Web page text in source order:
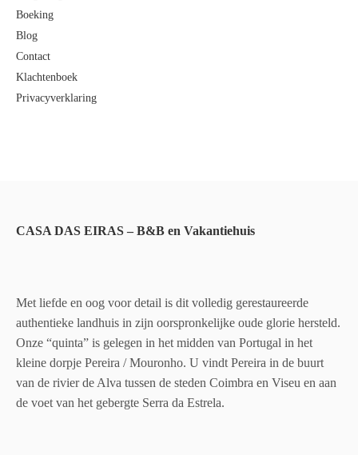
Boeking
Blog
Contact
Klachtenboek
Privacyverklaring
CASA DAS EIRAS – B&B en Vakantiehuis
Met liefde en oog voor detail is dit volledig gerestaureerde
authentieke landhuis in zijn oorspronkelijke oude glorie hersteld.
Onze “quinta” is gelegen in het midden van Portugal in het
kleine dorpje Pereira / Mouronho. U vindt Pereira in de buurt
van de rivier de Alva tussen de steden Coimbra en Viseu en aan
de voet van het gebergte Serra da Estrela.